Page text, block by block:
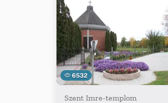
6532
Szent Imre-templom